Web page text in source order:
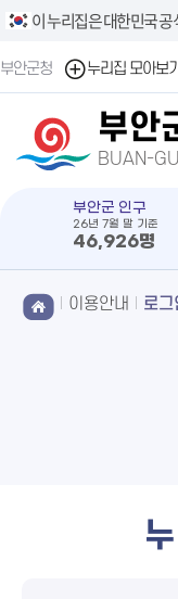
이 누리집은 대한민국
부안군청 누리집 모아보기
부안
BUAN-
부안군 인구
26년 7월 말 기준
46,926명
이용안내 로그